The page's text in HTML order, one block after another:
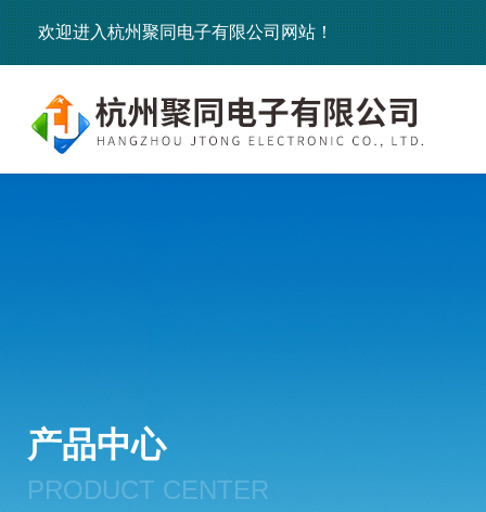
欢迎进入杭州聚同电子有限公司网站！
产品中心
PRODUCT CENTER